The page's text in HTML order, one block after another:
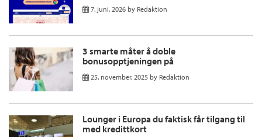
7. juni, 2026 by Redaktion
3 smarte måter å doble
bonusopptjeningen på
25. november, 2025 by Redaktion
Lounger i Europa du faktisk får tilgang til
med kredittkort